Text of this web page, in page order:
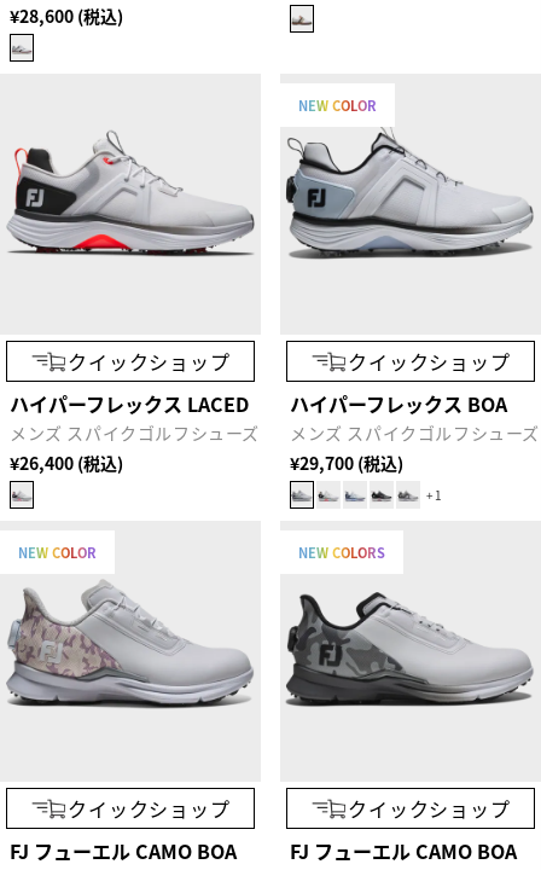
¥28,600 (税込)
クイックショップ
ハイパーフレックス LACED
メンズ スパイクゴルフシューズ
¥26,400 (税込)
NEW COLOR
クイックショップ
ハイパーフレックス BOA
メンズ スパイクゴルフシューズ
¥29,700 (税込)
+1
NEW COLOR
クイックショップ
FJ フューエル CAMO BOA
NEW COLORS
クイックショップ
FJ フューエル CAMO BOA